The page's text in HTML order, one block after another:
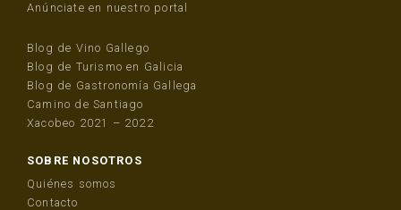
Anúnciate en nuestro portal
Blog de Vino Gallego
Blog de Turismo en Galicia
Blog de Gastronomía Gallega
Camino de Santiago
Xacobeo 2021 – 2022
SOBRE NOSOTROS
Quiénes somos
Contacto